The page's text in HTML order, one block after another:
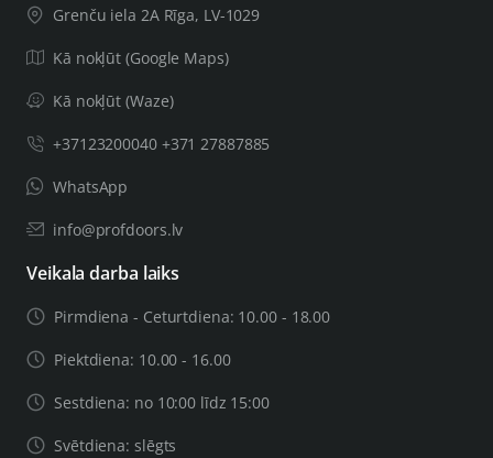
Grenču iela 2A Rīga, LV-1029
Kā nokļūt (Google Maps)
Kā nokļūt (Waze)
+37123200040 +371 27887885
WhatsApp
info@profdoors.lv
Veikala darba laiks
Pirmdiena - Ceturtdiena: 10.00 - 18.00
Piektdiena: 10.00 - 16.00
Sestdiena: no 10:00 līdz 15:00
Svētdiena: slēgts